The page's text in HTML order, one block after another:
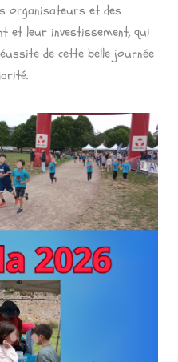
organisateurs et des
et leur investissement, qui
de cette belle journée